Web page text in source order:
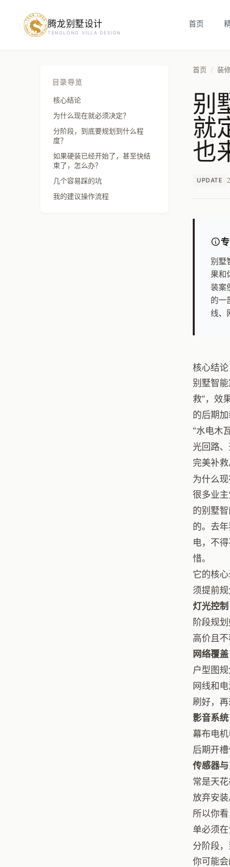
腾龙别墅设计
TENGLONG VILLA DESIGN
首页
目录导览
核心结论
为什么现在就必须决定？
分阶段，到底要规划到什么程
度？
如果硬装已经开始了，甚至快结
束了，怎么办？
几个容易踩的坑
我的建议操作流程
首页 / 装
别
就
也
UPDATE
别墅
果和
装案
的一
线、
核心结论
别墅智
救”，效
的后期
“水电木
光回路
完美补救
为什么现
很多业
的别墅
的。去
电，不
惜。
它的核
须提前规
灯光控制
阶段规
高价且
网络覆盖
户型图
网线和
刷好，再
影音系统
幕布电
后期开
传感器
常是天
放弃安装
所以你
单必须
分阶段
你可能
预约设计咨询
房屋面积（㎡）
立即预约